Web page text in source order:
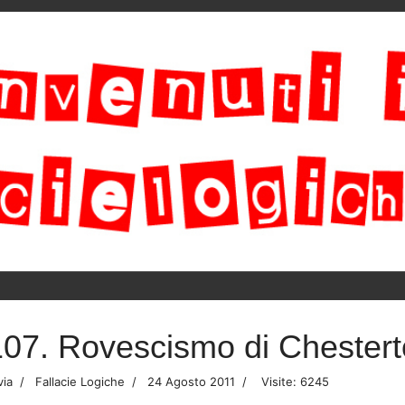
Rovescismo di
Fallacie Logiche 24 Agosto 2011 Visite: 6245